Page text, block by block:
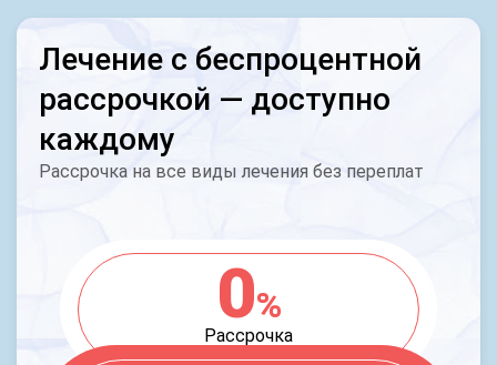
Лечение с беспроцентной
рассрочкой — доступно
каждому
Рассрочка на все виды лечения без переплат
0%
Рассрочка